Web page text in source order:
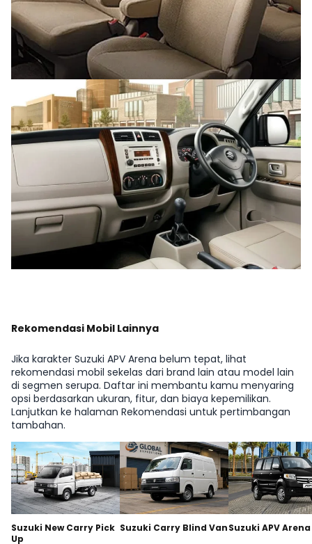
Rekomendasi Mobil Lainnya
Jika karakter Suzuki APV Arena belum tepat, lihat
rekomendasi mobil sekelas dari brand lain atau model lain
di segmen serupa. Daftar ini membantu kamu menyaring
opsi berdasarkan ukuran, fitur, dan biaya kepemilikan.
Lanjutkan ke halaman Rekomendasi untuk pertimbangan
tambahan.
Suzuki New Carry Pick
Up
Suzuki Carry Blind VanSuzuki APV Arena